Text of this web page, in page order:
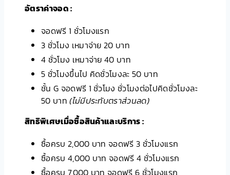
อัตราค่าจอด :
จอดฟรี 1 ชั่วโมงแรก
3 ชั่วโมง เหมาจ่าย 20 บาท
4 ชั่วโมง เหมาจ่าย 40 บาท
5 ชั่วโมงขึ้นไป คิดชั่วโมงละ 50 บาท
ชั้น G จอดฟรี 1 ชั่วโมง ชั่วโมงต่อไปคิดชั่วโมงละ
50 บาท(ไม่มีประทับตราส่วนลด)
สิทธิพิเศษเมื่อซื้อสินค้าและบริการ :
ซื้อครบ 2,000 บาท จอดฟรี 3 ชั่วโมงแรก
ซื้อครบ 4,000 บาท จอดฟรี 4 ชั่วโมงแรก
ซื้อครบ 7,000 บาท จอดฟรี 6 ชั่วโมงแรก